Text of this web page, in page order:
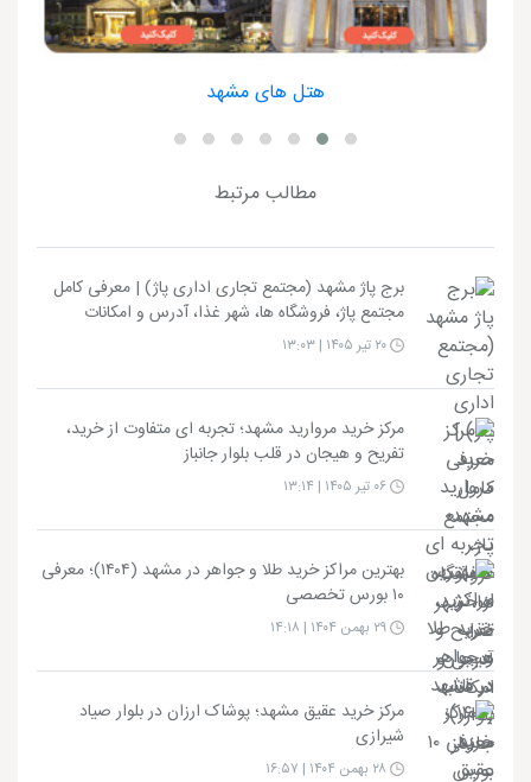
هتل های مشهد
مطالب مرتبط
برج پاژ مشهد (مجتمع تجاری اداری پاژ) | معرفی کامل
مجتمع پاژ، فروشگاه ها، شهر غذا، آدرس و امکانات
مرکز خرید مروارید مشهد؛ تجربه ای متفاوت از خرید،
تفریح و هیجان در قلب بلوار جانباز
بهترین مراکز خرید طلا و جواهر در مشهد (۱۴۰۴)؛ معرفی
۱۰ بورس تخصصی
مرکز خرید عقیق مشهد؛ پوشاک ارزان در بلوار صیاد
شیرازی